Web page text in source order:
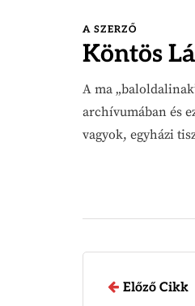
A SZERZŐ
Köntös
A ma
archívumában és
vagyok, egyházi
Előző Cikk